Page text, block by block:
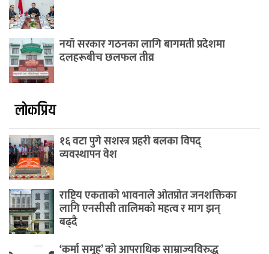
नयाँ सरकार गठनका लागि बागमती प्रदेशमा
दलहरूबीच छलफल तीव्र
लाेकप्रिय
१६ वटा पुगे सशस्त्र प्रहरी बलका विपद्
व्यवस्थापन वेश
राष्ट्रिय एकताको भावनाले ओतप्रोत जनशक्तिका
लागि एनसीसी तालिमको महत्व र माग झन्
बढ्दै
‘कर्मा समूह’ को आपराधिक साम्राज्यविरुद्ध